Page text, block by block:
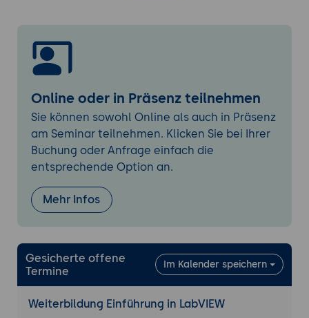
in LabVIEW
Bedeutung der Determiniertheit und
Reihenfolge von Daten in einem
Programm
Beispiele für den Datenfluss in einfachen
und komplexen VIs
Erzeugung und Manipulation von Signalen
Generierung von periodischen und nicht
periodischen Signalen
Manipulation von Signalen mithilfe von
Filterung von Signalen zur
Rauschreduzierung
Einführung in virtuelle Instrumente (VIs) und
SubVIs
Online oder in Präsenz teilnehmen
Sie können sowohl Online als auch in Präsenz
am Seminar teilnehmen. Klicken Sie bei Ihrer
Buchung oder Anfrage einfach die
entsprechende Option an.
Mehr Infos
Gesicherte offene
Termine
Im Kalender speichern
Weiterbildung Einführung in LabVIEW